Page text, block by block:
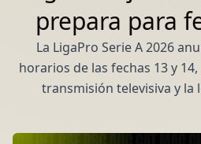
prepara para
La LigaPro Serie A 2026
horarios de las fechas 13 y
transmisión televisiva y la